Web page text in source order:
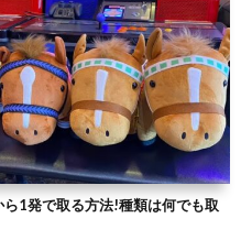
ら1発で取る方法!種類は何でも取